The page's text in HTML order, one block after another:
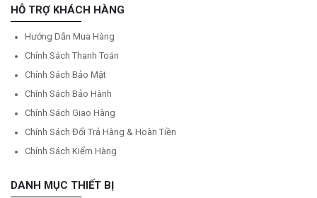
HỖ TRỢ KHÁCH HÀNG
Hướng Dẫn Mua Hàng
Chính Sách Thanh Toán
Chính Sách Bảo Mật
Chính Sách Bảo Hành
Chính Sách Giao Hàng
Chính Sách Đổi Trả Hàng & Hoàn Tiền
Chính Sách Kiểm Hàng
DANH MỤC THIẾT BỊ